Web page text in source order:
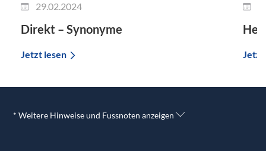
29.02.2024
Direkt – Synonyme
Jetzt lesen Jetzt
* Weitere Hinweise und Fussnoten anzeigen